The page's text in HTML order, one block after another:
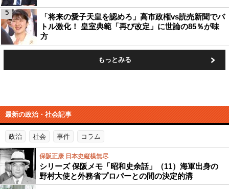
「将来の愛子天皇を認めろ」高市政権vs読売新聞でバ
トル激化！ 皇室典範「再び改定」に世論の85％が味
方
5
もっとみる
最新の政治・社会記事
政治 社会 事件 コラム
保阪正康 日本史縦横無尽
シリーズ 保阪メモ「昭和史余話」（11）海軍出身の
野村大使と外務省プロパーとの間の決定的溝